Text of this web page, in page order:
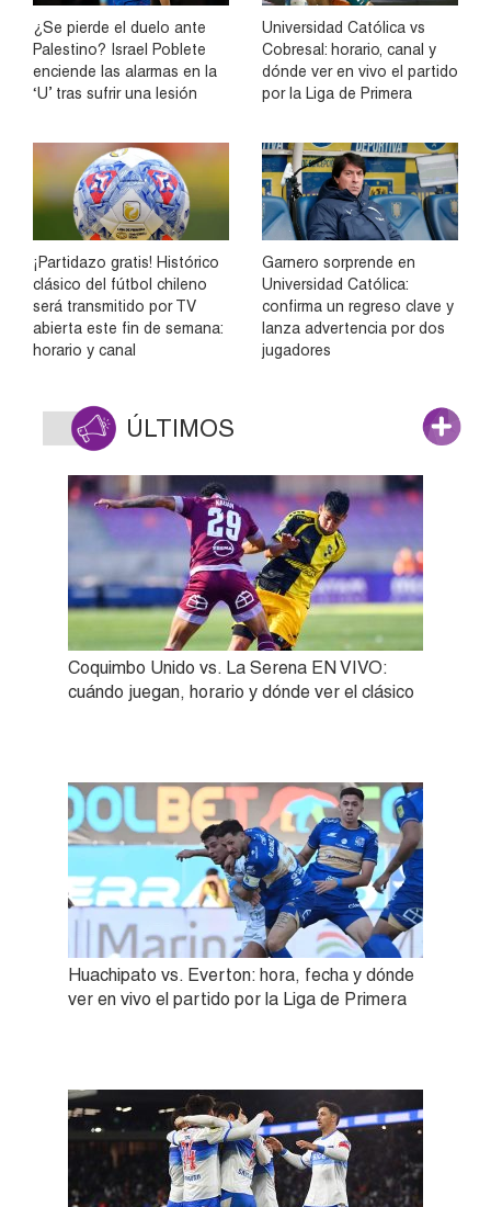
¿Se pierde el duelo ante
Palestino? Israel Poblete
enciende las alarmas en la
‘U’ tras sufrir una lesión
Universidad Católica vs
Cobresal: horario, canal y
dónde ver en vivo el partido
por la Liga de Primera
¡Partidazo gratis! Histórico
clásico del fútbol chileno
será transmitido por TV
abierta este fin de semana:
horario y canal
Garnero sorprende en
Universidad Católica:
confirma un regreso clave y
lanza advertencia por dos
jugadores
ÚLTIMOS
Coquimbo Unido vs. La Serena EN VIVO:
cuándo juegan, horario y dónde ver el clásico
Huachipato vs. Everton: hora, fecha y dónde
ver en vivo el partido por la Liga de Primera